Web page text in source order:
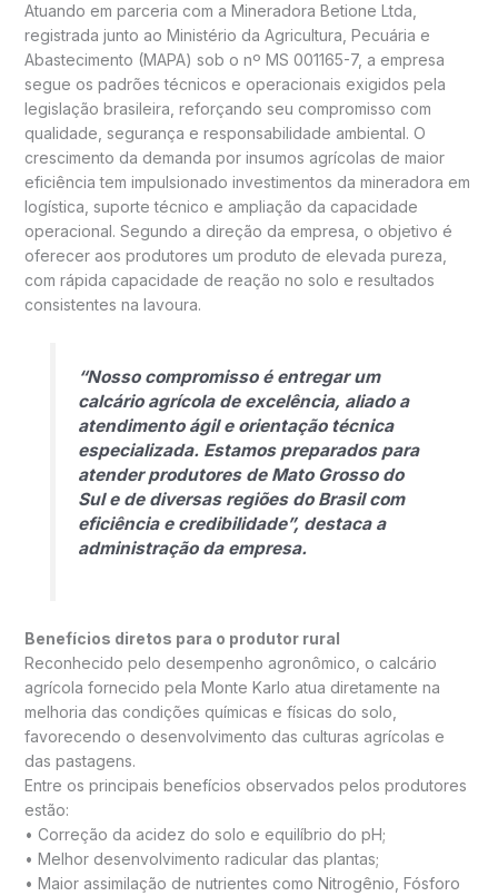
Atuando em parceria com a Mineradora Betione Ltda,
registrada junto ao Ministério da Agricultura, Pecuária e
Abastecimento (MAPA) sob o nº MS 001165-7, a empresa
segue os padrões técnicos e operacionais exigidos pela
legislação brasileira, reforçando seu compromisso com
qualidade, segurança e responsabilidade ambiental. O
crescimento da demanda por insumos agrícolas de maior
eficiência tem impulsionado investimentos da mineradora em
logística, suporte técnico e ampliação da capacidade
operacional. Segundo a direção da empresa, o objetivo é
oferecer aos produtores um produto de elevada pureza,
com rápida capacidade de reação no solo e resultados
consistentes na lavoura.
“Nosso compromisso é entregar um
calcário agrícola de excelência, aliado a
atendimento ágil e orientação técnica
especializada. Estamos preparados para
atender produtores de Mato Grosso do
Sul e de diversas regiões do Brasil com
eficiência e credibilidade”, destaca a
administração da empresa.
Benefícios diretos para o produtor rural
Reconhecido pelo desempenho agronômico, o calcário
agrícola fornecido pela Monte Karlo atua diretamente na
melhoria das condições químicas e físicas do solo,
favorecendo o desenvolvimento das culturas agrícolas e
das pastagens.
Entre os principais benefícios observados pelos produtores
estão:
• Correção da acidez do solo e equilíbrio do pH;
• Melhor desenvolvimento radicular das plantas;
• Maior assimilação de nutrientes como Nitrogênio, Fósforo